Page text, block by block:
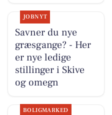
JOBNYT
Savner du nye
græsgange? - Her
er nye ledige
stillinger i Skive
og omegn
BOLIGMARKED